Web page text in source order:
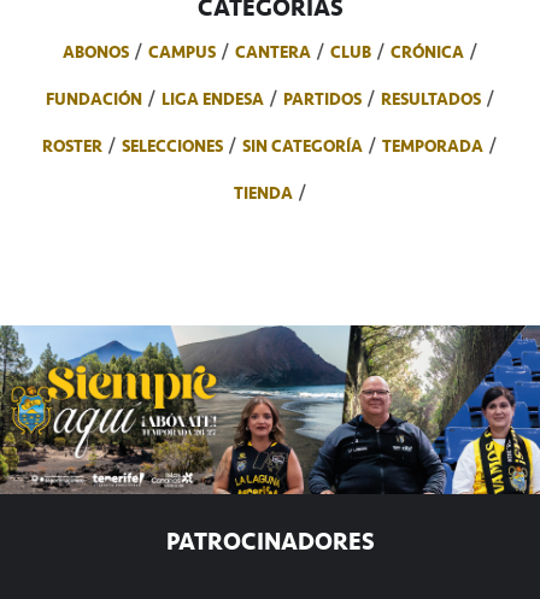
ABONOS CAMPUS CANTERA CLUB
CRÓNICA
FUNDACIÓN
LIGA ENDESA PARTIDOS
RESULTADOS
ROSTER
SELECCIONES SIN CATEGORÍA
TEMPORADA
TIENDA
PATROCINADORES